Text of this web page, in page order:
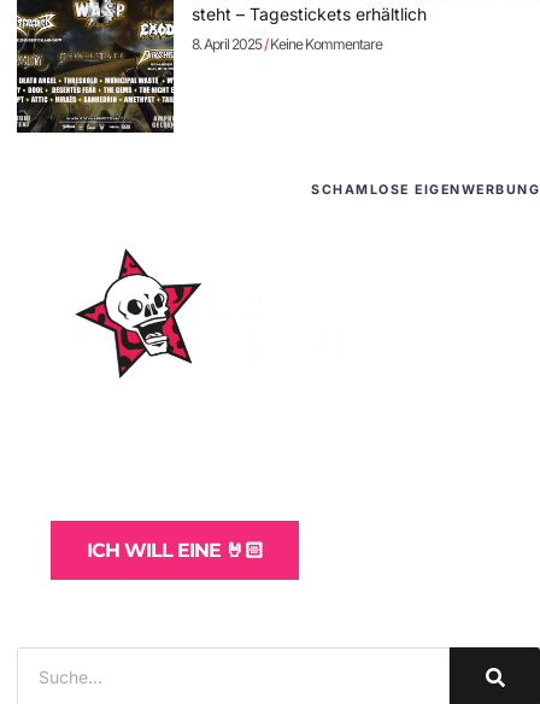
steht – Tagestickets erhältlich
8. April 2025 Keine Kommentare
SCHAMLOSE EIGENWERBUNG
ICH WILL EINE 🤘🏻